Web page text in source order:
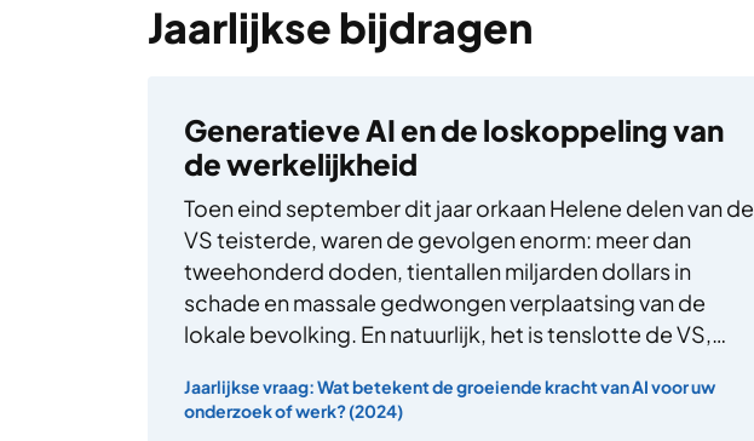
Jaarlijkse bijdragen
Generatieve AI en de loskoppeling van
de werkelijkheid
Toen eind september dit jaar orkaan Helene delen van de
VS teisterde, waren de gevolgen enorm: meer dan
tweehonderd doden, tientallen miljarden dollars in
schade en massale gedwongen verplaatsing van de
lokale bevolking. En natuurlijk, het is tenslotte de VS,…
Jaarlijkse vraag: Wat betekent de groeiende kracht van AI voor uw
onderzoek of werk? (2024)